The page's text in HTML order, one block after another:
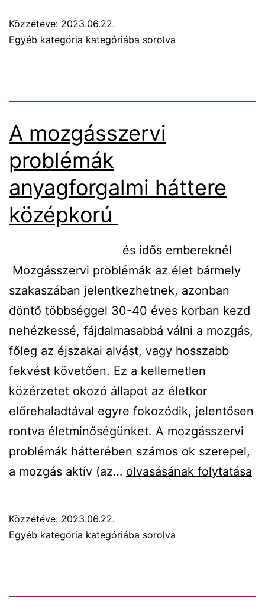
ÉS
Közzétéve: 2023.06.22.
Egyéb kategória kategóriába sorolva
A mozgásszervi
problémák
anyagforgalmi háttere
középkorú
és idős embereknél
Mozgásszervi problémák az élet bármely
szakaszában jelentkezhetnek, azonban
döntő többséggel 30-40 éves korban kezd
nehézkessé, fájdalmasabbá válni a mozgás,
főleg az éjszakai alvást, vagy hosszabb
fekvést követően. Ez a kellemetlen
közérzetet okozó állapot az életkor
előrehaladtával egyre fokozódik, jelentősen
rontva életminőségünket. A mozgásszervi
problémák hátterében számos ok szerepel,
a mozgás aktív (az… A
anyagforgalmi
olvasásának folytatása
Közzétéve: 2023.06.22.
Egyéb kategória kategóriába sorolva